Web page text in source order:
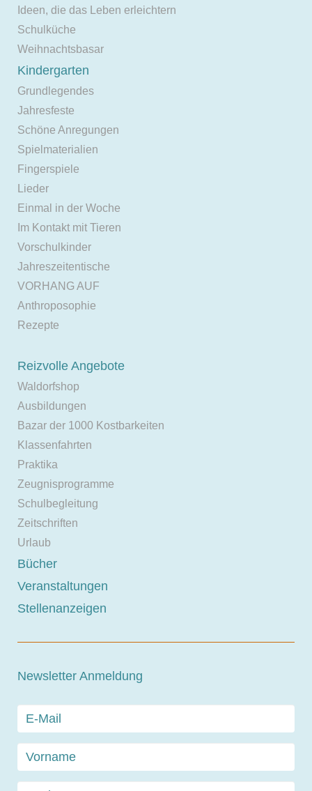
Ideen, die das Leben erleichtern
Schulküche
Weihnachtsbasar
Kindergarten
Grundlegendes
Jahresfeste
Schöne Anregungen
Spielmaterialien
Fingerspiele
Lieder
Einmal in der Woche
Im Kontakt mit Tieren
Vorschulkinder
Jahreszeitentische
VORHANG AUF
Anthroposophie
Rezepte
Reizvolle Angebote
Waldorfshop
Ausbildungen
Bazar der 1000 Kostbarkeiten
Klassenfahrten
Praktika
Zeugnisprogramme
Schulbegleitung
Zeitschriften
Urlaub
Bücher
Veranstaltungen
Stellenanzeigen
Newsletter Anmeldung